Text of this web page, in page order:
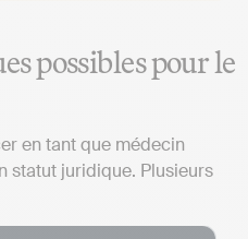
possibles pour le
en tant que médecin
statut juridique. Plusieurs